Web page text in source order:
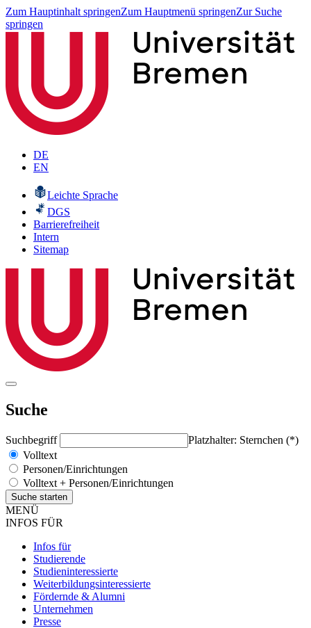
Zum Hauptinhalt springenZum Hauptmenü springenZur Suche
springen
DE
EN
Leichte Sprache
DGS
Barrierefreiheit
Intern
Sitemap
Suche
Suchbegriff
Platzhalter: Sternchen (*)
Volltext
Personen/Einrichtungen
Volltext + Personen/Einrichtungen
MENÜ
INFOS FÜR
Infos für
Studierende
Studieninteressierte
Weiterbildungsinteressierte
Fördernde & Alumni
Unternehmen
Presse